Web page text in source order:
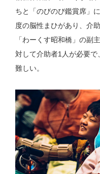
ちと「のびのび鑑賞席」
度の脳性まひがあり、介
「わーくす昭和橋」の副
対して介助者1人が必要
難しい。